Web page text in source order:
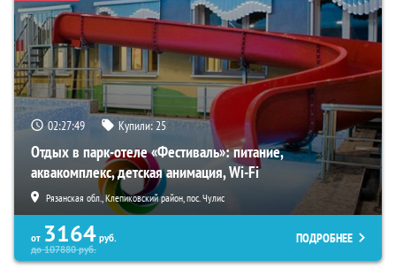
02:27:48 Купили:25
Отдых в парк-отеле «Фестиваль»: питание,
аквакомплекс, детская анимация, Wi-Fi
Рязанская обл., Клепиковский район, пос. Чулис
от 3164 руб.
до107880руб.
ПОДРОБНЕЕ